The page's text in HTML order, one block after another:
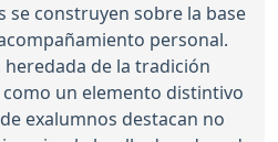
se construyen sobre la base
personal.
de la tradición
un elemento distintivo
exalumnos destacan no